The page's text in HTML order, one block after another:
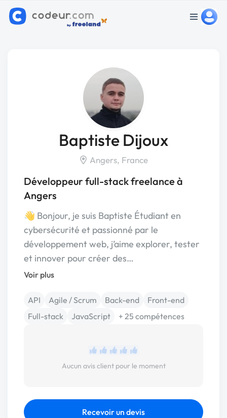
Baptiste Dijoux
Angers, France
Développeur full-stack freelance à
Angers
👋 Bonjour, je suis Baptiste Étudiant en
cybersécurité et passionné par le
développement web, j’aime explorer, tester
et innover pour créer des…
Voir plus
API Agile / Scrum Back-end
Front-end
Full-stack
JavaScript + 25 compétences
Aucun avis client pour le moment
Recevoir un devis